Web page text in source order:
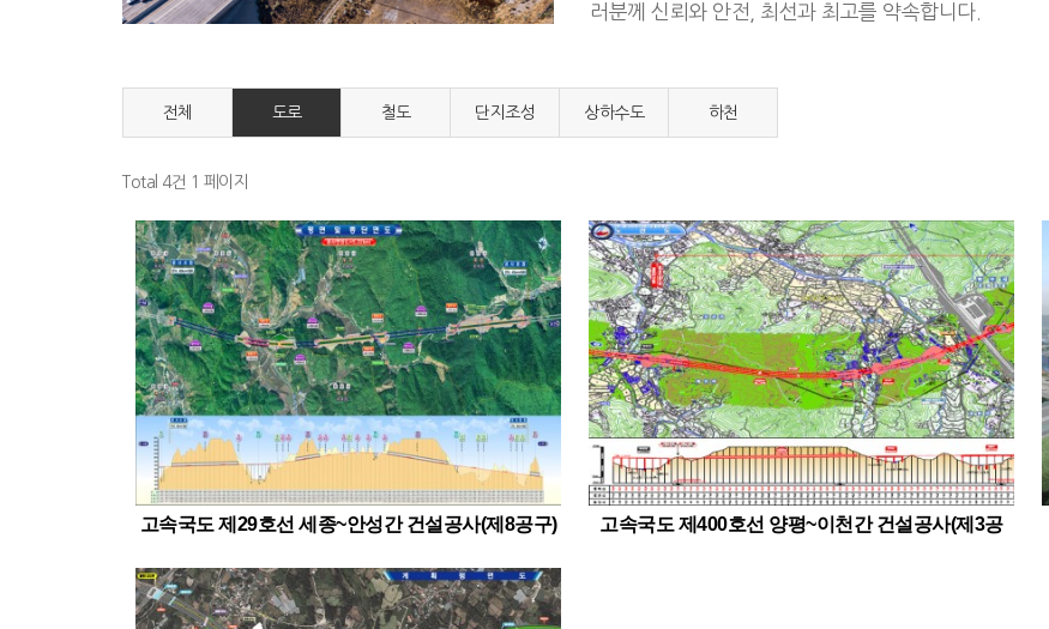
러분께 신뢰와 안전, 최선과 최고를 약속합니다.
전체 도로 철도 단지조성 상하수도 하천
Total 4건 1 페이지
고속국도 제29호선 세종~안성간 건설공사(제8공구)
고속국도 제400호선 양평~이천간 건설공사(제3공